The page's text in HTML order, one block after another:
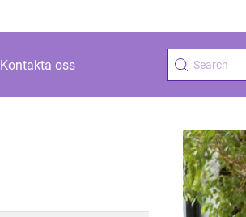
Kontakta oss